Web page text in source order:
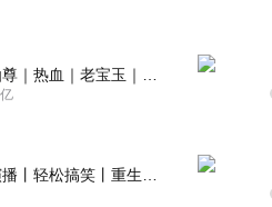
不同的人生选择，不再用自己的标